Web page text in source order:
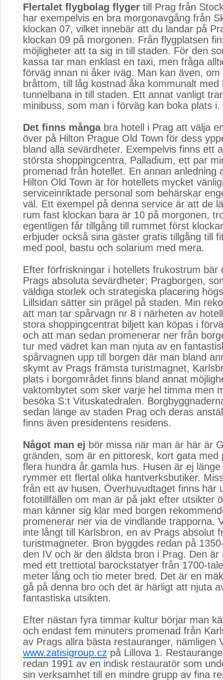
Flertalet flygbolag flyger till Prag från
har exempelvis en bra morgonavgång från
klockan 07, vilket innebär att du landar på
klockan 09 på morgonen. Från flygplatsen
möjligheter att ta sig in till staden. För den
kassa tar man enklast en taxi, men fråga
förväg innan ni åker iväg. Man kan även,
bråttom, till låg kostnad åka kommunalt med
tunnelbana in till staden. Ett annat vanligt
minibuss, som man i förväg kan boka plats i.
Det finns mångabra hotell i Prag att välja
över på Hilton Prague Old Town för dess
bland alla sevärdheter. Exempelvis finns ett
största shoppingcentra, Palladium, ett par
promenad från hotellet. En annan anledning
Hilton Old Town är för hotellets mycket
serviceinriktade personal som behärskar
väl. Ett exempel på denna service är att de
rum fast klockan bara är 10 på morgonen,
egentligen får tillgång till rummet först
erbjuder också sina gäster gratis tillgång till
med pool, bastu och solarium med mera.
Efter förfriskningar i hotellets frukostrum bär
Prags absoluta sevärdheter; Pragborgen,
väldiga storlek och strategiska placering
Lillsidan sätter sin prägel på staden. Min
att man tar spårvagn nr 8 i närheten av
stora shoppingcentrat biljett kan köpas i
och att man sedan promenerar ner från
tur med vädret kan man njuta av en
spårvagnen upp till borgen där man bland
skymt av Prags främsta turistmagnet,
plats i borgområdet finns bland annat
vaktombytet som sker varje hel timma men
besöka S:t Vituskatedralen.
sedan länge av staden Prag och deras
finns även presidentens residens.
Något man ej bör missa när man är här är
gränden, som är en pittoresk, kort gata med
flera hundra år gamla hus. Husen är ej
rymmer ett flertal olika hantverksbutiker.
från ett av husen. Överhuvudtaget finns här
fototillfällen om man är på jakt efter utsikter
man känner sig klar med borgen
promenerar ner via de vindlande trapporna.
inte långt till Karlsbron, en av Prags absolut
turistmagneter. Bron byggdes redan på
den IV och är den äldsta bron i Prag. Den är
med ett trettiotal barockstatyer från 1700-
meter lång och tio meter bred. Det är en
gå på denna bro och det är härligt att njuta
fantastiska utsikten.
Efter nästan fyra timmar kultur börjar man
och endast fem minuters promenad från
av Prags allra bästa restauranger, nämligen
www.zatisigroup.cz på Lillova 1.
redan 1991 av en indisk restauratör som
sin verksamhet till en mindre grupp av fina